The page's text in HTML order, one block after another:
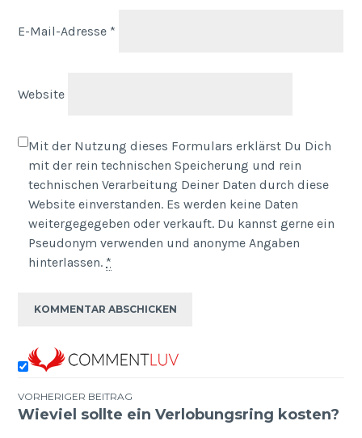
E-Mail-Adresse *
Website
Mit der Nutzung dieses Formulars erklärst Du Dich
mit der rein technischen Speicherung und rein
technischen Verarbeitung Deiner Daten durch diese
Website einverstanden. Es werden keine Daten
weitergegegeben oder verkauft. Du kannst gerne ein
Pseudonym verwenden und anonyme Angaben
hinterlassen. *
Beitragsnavigation
VORHERIGER BEITRAG
Wieviel sollte ein Verlobungsring kosten?